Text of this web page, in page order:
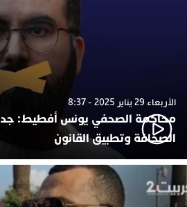
الأربعاء 29 يناير 2025 - 8:37
محاكمة الصحفي يونس أفطيط:
الصحافة وتطبيق القانون